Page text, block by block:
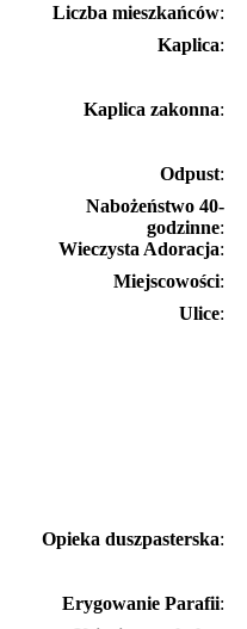
Liczba mieszkańców:
Kaplica:
Kaplica zakonna:
Odpust:
Nabożeństwo 40-
godzinne:
Wieczysta Adoracja:
Miejscowości:
Ulice:
Opieka duszpasterska:
Erygowanie Parafii: